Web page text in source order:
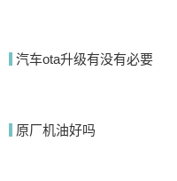
汽车ota升级有没有必要
原厂机油好吗